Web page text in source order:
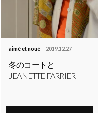
aimé et noué 2019.12.27
冬のコートと
JEANETTE FARRIER